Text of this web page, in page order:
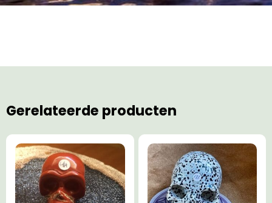
Gerelateerde producten